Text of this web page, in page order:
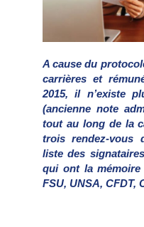
A cause du
carrières et
2015, il n’existe
(ancienne note
tout au long de la
trois rendez-vous
liste des
qui ont la
FSU, UNSA, CFDT,